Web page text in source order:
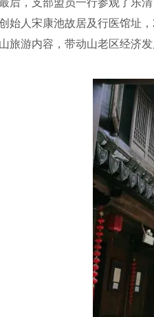
，支部盟员一行参观了乐清
始人宋康池故居及行医馆址
旅游内容，带动山老区经济